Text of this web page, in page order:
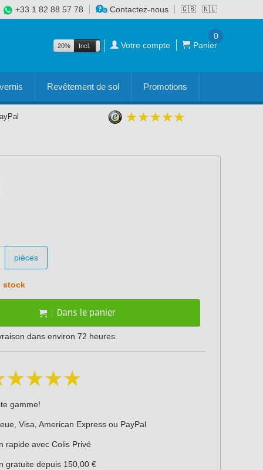
🇬🇧 🇳🇱
+33 1 82 88 57 78 Contactez-nous
20% Incl. Excl. Votre compte Panier
0
Revêtement de sol Promotions
pièces
stock
Dans le panier
dans environ 72 heures.
gamme!
Visa, American Express ou PayPal
rapide avec Colis Privé
gratuite depuis 150,00 €